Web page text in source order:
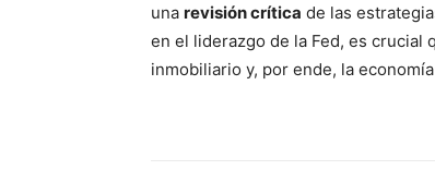
una revisión crítica de las
en el liderazgo de la Fed, es crucial
inmobiliario y, por ende, la